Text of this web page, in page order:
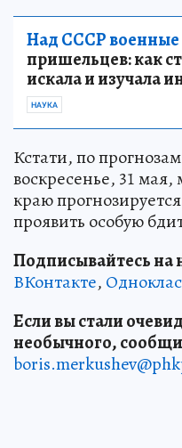
Над СССР военные
пришельцев: как
искала и изучала
НАУКА
Кстати, по
воскресенье, 31
краю
проявить особую
Подписывайтесь на
ВКонтакте,
Если вы стали
необычного,